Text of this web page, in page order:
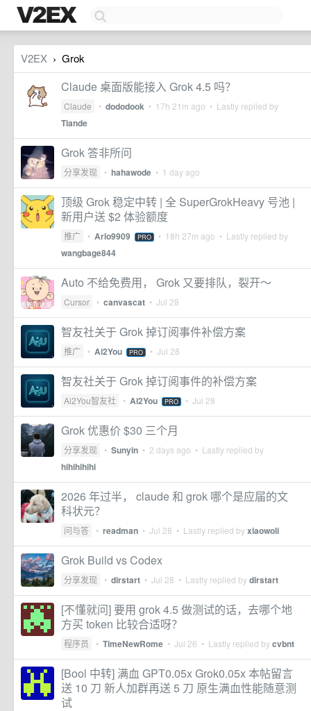
V2EX › Grok
Claude 桌面版能接入 Grok 4.5 吗？
Claude • dododook • 17h 21m ago • Lastly replied by
Tiande
Grok 答非所问
分享发现 • hahawode • 1 day ago
顶级 Grok 稳定中转 | 全 SuperGrokHeavy 号池 |
新用户送 $2 体验额度
推广 • Arlo9909 PRO • 18h 27m ago • Lastly replied by
wangbage844
Auto 不给免费用， Grok 又要排队，裂开～
Cursor • canvascat • Jul 28
智友社关于 Grok 掉订阅事件补偿方案
推广 • Ai2You PRO • Jul 28
智友社关于 Grok 掉订阅事件的补偿方案
Ai2You智友社 • Ai2You PRO • Jul 28
Grok 优惠价 $30 三个月
分享发现 • Sunyin • 2 days ago • Lastly replied by
hihihihihi
2026 年过半， claude 和 grok 哪个是应届的文
科状元？
问与答 • readman • Jul 28 • Lastly replied byxiaowoli
Grok Build vs Codex
分享发现 • dirstart • Jul 28 • Lastly replied bydirstart
[不懂就问] 要用 grok 4.5 做测试的话，去哪个地
方买 token 比较合适呀？
程序员 • TimeNewRome • Jul 26 • Lastly replied bycvbnt
[Bool 中转] 满血 GPT0.05x Grok0.05x 本帖留言
送 10 刀 新人加群再送 5 刀 原生满血性能随意测
试